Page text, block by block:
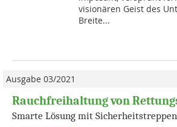
visionären Geist des
Breite...
Ausgabe 03/2021
Rauchfreihaltung von
Smarte Lösung mit